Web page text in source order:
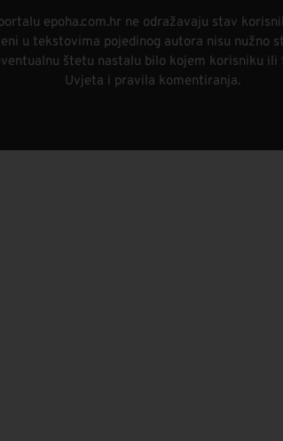
epoha.com.hr ne odražavaju stav
u tekstovima pojedinog autora nisu nužno
štetu nastalu bilo kojem korisniku
Uvjeta i pravila komentiranja.